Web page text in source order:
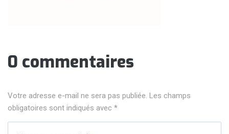
0 commentaires
Votre adresse e-mail ne sera pas publiée. Les champs
obligatoires sont indiqués avec *